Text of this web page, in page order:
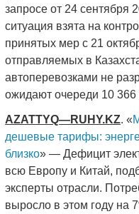
запросе от 24 сентября
ситуация взята на
принятых мер с 21
отправляемых в
автоперевозками не
ожидают очереди 10 366
AZATTYQ—RUHY.KZ. «
дешевые тарифы:
близко» — Дефицит
всю Европу и Китай,
эксперты отрасли.
выросло в этом году на